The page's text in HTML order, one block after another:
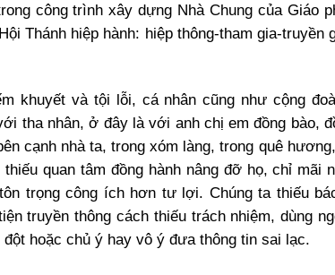
công trình xây dựng Nhà Chung của Giáo
Thánh hiệp hành: hiệp thông-tham gia-
khuyết và tội lỗi, cá nhân cũng như cộng
tha nhân, ở đây là với anh chị em đồng bào,
cạnh nhà ta, trong xóm làng, trong quê
quan tâm đồng hành nâng đỡ họ, chỉ mãi
trọng công ích hơn tư lợi. Chúng ta thiếu
truyền thông cách thiếu trách nhiệm, dùng
hoặc chủ ý hay vô ý đưa thông tin sai lạc.